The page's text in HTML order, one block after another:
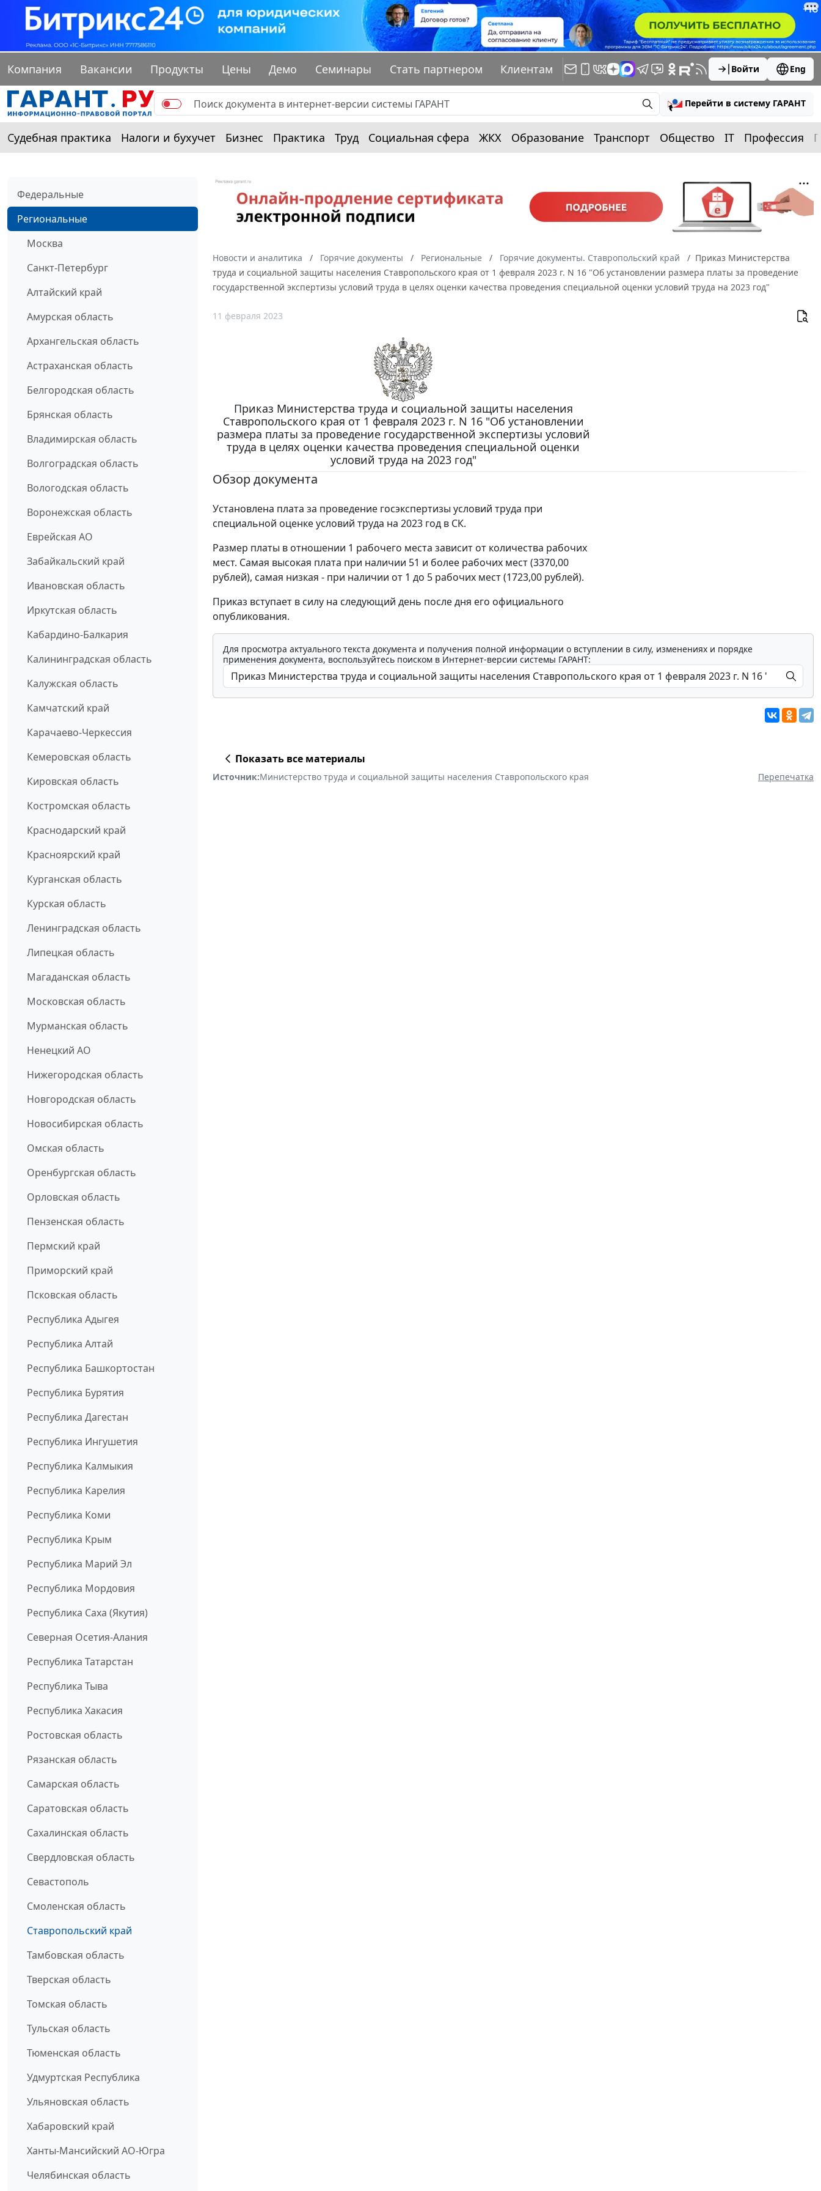
Компания Вакансии Продукты Цены Демо Семинары Стать партнером Клиентам Войти Eng
Перейти в систему ГАРАНТ
Судебная практика Налоги и бухучет Бизнес Практика Труд Социальная сфера ЖКХ Образование Транспорт Общество IT Профессия
Федеральные
Региональные
Москва
Санкт-Петербург
Алтайский край
Амурская область
Архангельская область
Астраханская область
Белгородская область
Брянская область
Владимирская область
Волгоградская область
Вологодская область
Воронежская область
Еврейская АО
Забайкальский край
Ивановская область
Иркутская область
Кабардино-Балкария
Калининградская область
Калужская область
Камчатский край
Карачаево-Черкессия
Кемеровская область
Кировская область
Костромская область
Краснодарский край
Красноярский край
Курганская область
Курская область
Ленинградская область
Липецкая область
Магаданская область
Московская область
Мурманская область
Ненецкий АО
Нижегородская область
Новгородская область
Новосибирская область
Омская область
Оренбургская область
Орловская область
Пензенская область
Пермский край
Приморский край
Псковская область
Республика Адыгея
Республика Алтай
Республика Башкортостан
Республика Бурятия
Республика Дагестан
Республика Ингушетия
Республика Калмыкия
Республика Карелия
Республика Коми
Республика Крым
Республика Марий Эл
Республика Мордовия
Республика Саха (Якутия)
Северная Осетия-Алания
Республика Татарстан
Республика Тыва
Республика Хакасия
Ростовская область
Рязанская область
Самарская область
Саратовская область
Сахалинская область
Свердловская область
Севастополь
Смоленская область
Ставропольский край
Тамбовская область
Тверская область
Томская область
Тульская область
Тюменская область
Удмуртская Республика
Ульяновская область
Хабаровский край
Ханты-Мансийский АО-Югра
Челябинская область
Новости и аналитика Горячие документы Региональные Горячие документы. Ставропольский край
Приказ Министерства
труда и социальной защиты населения Ставропольского края от 1 февраля 2023 г. N 16 "Об установлении размера платы за проведение
государственной экспертизы условий труда в целях оценки качества проведения специальной оценки условий труда на 2023 год"
11 февраля 2023
Приказ Министерства труда и социальной защиты населения
Ставропольского края от 1 февраля 2023 г. N 16 "Об установлении
размера платы за проведение государственной экспертизы условий
труда в целях оценки качества проведения специальной оценки
условий труда на 2023 год"
Обзор документа
Установлена плата за проведение госэкспертизы условий труда при
специальной оценке условий труда на 2023 год в СК.
Размер платы в отношении 1 рабочего места зависит от количества рабочих
мест. Самая высокая плата при наличии 51 и более рабочих мест (3370,00
рублей), самая низкая - при наличии от 1 до 5 рабочих мест (1723,00 рублей).
Приказ вступает в силу на следующий день после дня его официального
опубликования.
Для просмотра актуального текста документа и получения полной информации о вступлении в силу, изменениях и порядке
применения документа, воспользуйтесь поиском в Интернет-версии системы ГАРАНТ:
Показать все материалы
Источник:Министерство труда и социальной защиты населения Ставропольского края Перепечатка